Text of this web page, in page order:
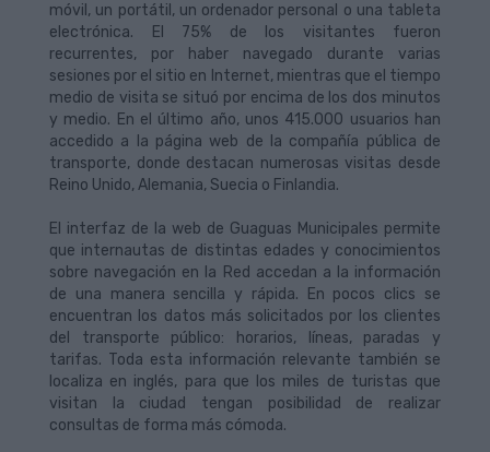
móvil, un portátil, un ordenador personal o una tableta
electrónica. El 75% de los visitantes fueron
recurrentes, por haber navegado durante varias
sesiones por el sitio en Internet, mientras que el tiempo
medio de visita se situó por encima de los dos minutos
y medio. En el último año, unos 415.000 usuarios han
accedido a la página web de la compañía pública de
transporte, donde destacan numerosas visitas desde
Reino Unido, Alemania, Suecia o Finlandia.
El interfaz de la web de Guaguas Municipales permite
que internautas de distintas edades y conocimientos
sobre navegación en la Red accedan a la información
de una manera sencilla y rápida. En pocos clics se
encuentran los datos más solicitados por los clientes
del transporte público: horarios, líneas, paradas y
tarifas. Toda esta información relevante también se
localiza en inglés, para que los miles de turistas que
visitan la ciudad tengan posibilidad de realizar
consultas de forma más cómoda.